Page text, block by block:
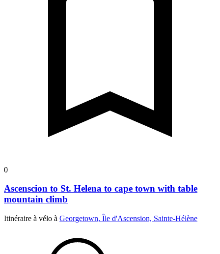
0
Ascenscion to St. Helena to cape town with table
mountain climb
Itinéraire à vélo à Georgetown, Île d'Ascension, Sainte-Hélène